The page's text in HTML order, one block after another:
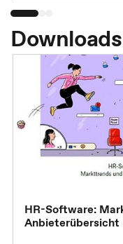
Downloads
HR-Software:
Anbieterübersicht